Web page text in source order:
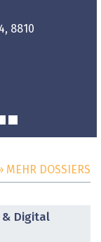
8810
MEHR DOSSIERS
& Digital